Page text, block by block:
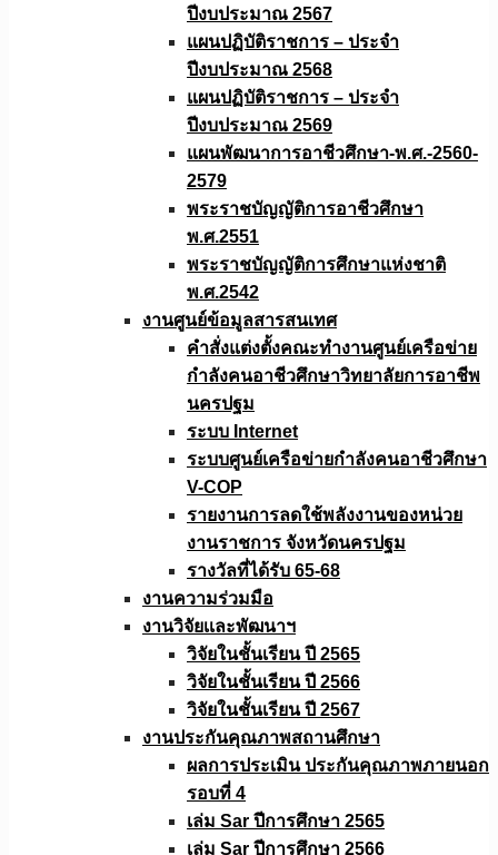
ปีงบประมาณ 2567
แผนปฏิบัติราชการ – ประจำ
ปีงบประมาณ 2568
แผนปฏิบัติราชการ – ประจำ
ปีงบประมาณ 2569
แผนพัฒนาการอาชีวศึกษา-พ.ศ.-2560-
2579
พระราชบัญญัติการอาชีวศึกษา
พ.ศ.2551
พระราชบัญญัติการศึกษาแห่งชาติ
พ.ศ.2542
งานศูนย์ข้อมูลสารสนเทศ
คำสั่งแต่งตั้งคณะทำงานศูนย์เครือข่าย
กำลังคนอาชีวศึกษาวิทยาลัยการอาชีพ
นครปฐม
ระบบ Internet
ระบบศูนย์เครือข่ายกำลังคนอาชีวศึกษา
V-COP
รายงานการลดใช้พลังงานของหน่วย
งานราชการ จังหวัดนครปฐม
รางวัลที่ได้รับ 65-68
งานความร่วมมือ
งานวิจัยเเละพัฒนาฯ
วิจัยในชั้นเรียน ปี 2565
วิจัยในชั้นเรียน ปี 2566
วิจัยในชั้นเรียน ปี 2567
งานประกันคุณภาพสถานศึกษา
ผลการประเมิน ประกันคุณภาพภายนอก
รอบที่ 4
เล่ม Sar ปีการศึกษา 2565
เล่ม Sar ปีการศึกษา 2566